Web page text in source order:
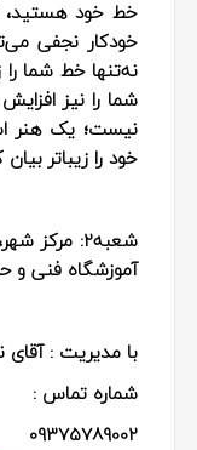
خط خود هستید،
خودکار نجفی
نه‌تنها خط شما
شما را نیز
نیست؛ یک هنر
خود را زیباتر
شعبه2:
مرکز
آموزشگاه فنی و
با مدیریت : آقای
شماره تماس :
09375789002